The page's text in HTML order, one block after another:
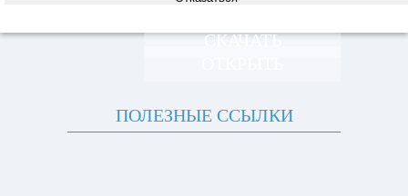
СКАЧАТЬ
ПОЛЕЗНЫЕ ССЫЛКИ